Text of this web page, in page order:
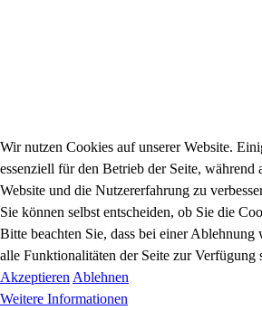
Wir nutzen Cookies auf unserer Website.
essenziell für den Betrieb der Seite, während
Website und die Nutzererfahrung zu
Sie können selbst entscheiden, ob Sie die
Bitte beachten Sie, dass bei einer
alle Funktionalitäten der Seite zur Verfügung
Akzeptieren Ablehnen
Weitere Informationen